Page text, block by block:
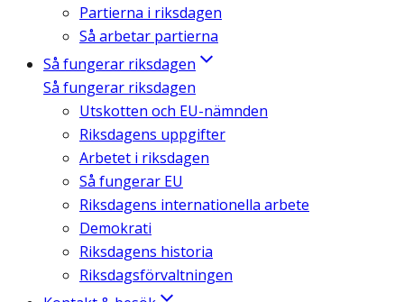
Partierna i riksdagen
Så arbetar partierna
Så fungerar riksdagen
Så fungerar riksdagen
Utskotten och EU-nämnden
Riksdagens uppgifter
Arbetet i riksdagen
Så fungerar EU
Riksdagens internationella arbete
Demokrati
Riksdagens historia
Riksdagsförvaltningen